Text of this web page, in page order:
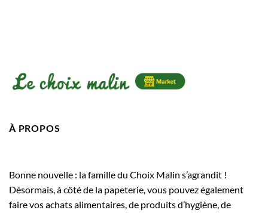
À PROPOS
Bonne nouvelle : la famille du Choix Malin s’agrandit !
Désormais, à côté de la papeterie, vous pouvez également
faire vos achats alimentaires, de produits d’hygiène, de